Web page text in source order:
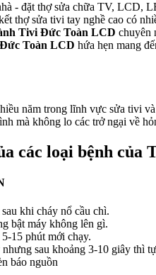
- đặt thợ sửa chữa TV, LCD,
thợ sửa tivi tay nghề cao có
Tivi Đức Toàn LCD chuyên
Đức Toàn LCD hứa hẹn mang
năm trong lĩnh vực sửa tivi và
mà không lo các trở ngại về
các loại bệnh
khi cháy nổ cầu chì.
bật máy không lên gì.
15 phút mới chạy.
sau khoảng 3-10 giây thì
báo nguồn